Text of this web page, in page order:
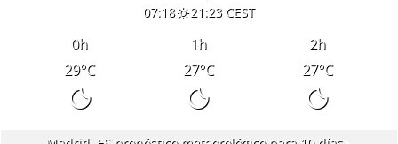
07:18 21:23 CEST
0h 1h 2h
29°C 27°C 27°C